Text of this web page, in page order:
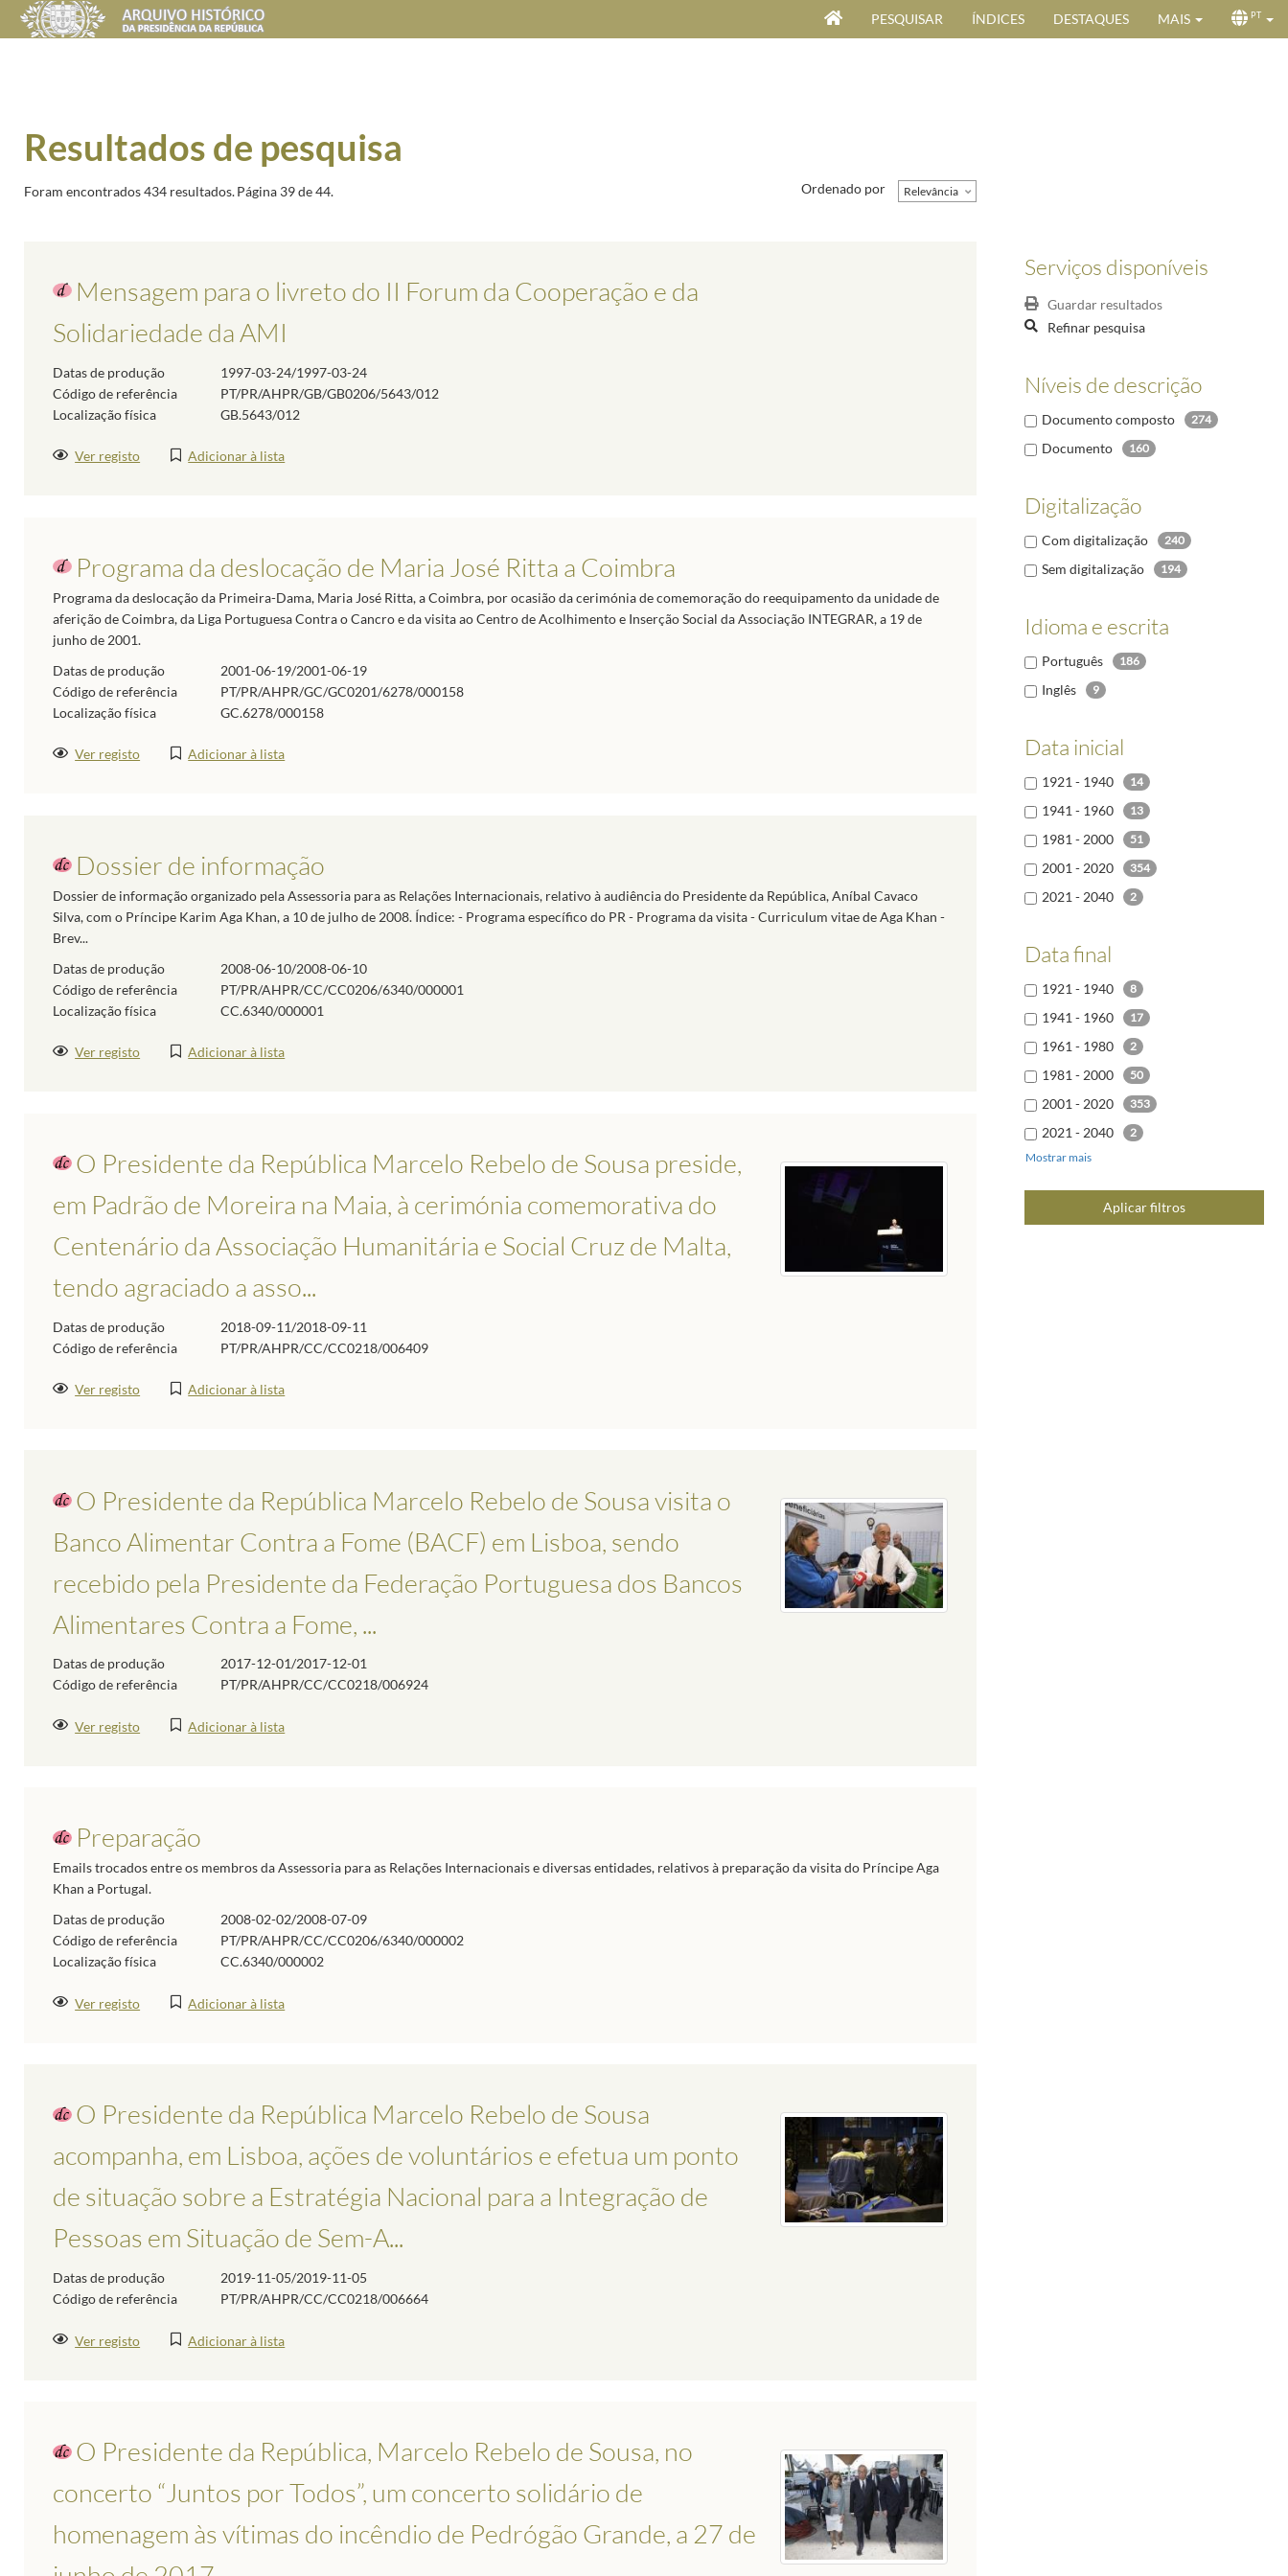
PESQUISAR ÍNDICES DESTAQUES MAIS PT
Resultados de pesquisa
Serviços disponíveis
Guardar resultados
Refinar pesquisa
Níveis de descrição
Documento composto 274
Documento 160
Digitalização
Com digitalização 240
Sem digitalização 194
Idioma e escrita
Português 186
Inglês 9
Data inicial
1921 - 1940 14
1941 - 1960 13
1981 - 2000 51
2001 - 2020 354
2021 - 2040 2
Data final
1921 - 1940 8
1941 - 1960 17
1961 - 1980 2
1981 - 2000 50
2001 - 2020 353
2021 - 2040
2
Mostrar mais
Aplicar filtros
Foram encontrados 434 resultados.Página 39 de 44. Ordenado por Relevância
Mensagem para o livreto do II Forum da Cooperação e da
Solidariedade da AMI
Datas de produção
1997-03-24/1997-03-24
Código de referência
PT/PR/AHPR/GB/GB0206/5643/012
Localização física
GB.5643/012
Ver registo Adicionar à lista
Programa da deslocação de Maria José Ritta a Coimbra
Programa da deslocação da Primeira-Dama, Maria José Ritta, a Coimbra, por ocasião da cerimónia de comemoração do reequipamento da unidade de
aferição de Coimbra, da Liga Portuguesa Contra o Cancro e da visita ao Centro de Acolhimento e Inserção Social da Associação INTEGRAR, a 19 de
junho de 2001.
Datas de produção
2001-06-19/2001-06-19
Código de referência
PT/PR/AHPR/GC/GC0201/6278/000158
Localização física
GC.6278/000158
Ver registo Adicionar à lista
Dossier de informação
Dossier de informação organizado pela Assessoria para as Relações Internacionais, relativo à audiência do Presidente da República, Aníbal Cavaco
Silva, com o Príncipe Karim Aga Khan, a 10 de julho de 2008. Índice: - Programa específico do PR - Programa da visita - Curriculum vitae de Aga Khan -
Brev...
Datas de produção
2008-06-10/2008-06-10
Código de referência
PT/PR/AHPR/CC/CC0206/6340/000001
Localização física
CC.6340/000001
Ver registo Adicionar à lista
O Presidente da República Marcelo Rebelo de Sousa preside,
em Padrão de Moreira na Maia, à cerimónia comemorativa do
Centenário da Associação Humanitária e Social Cruz de Malta,
tendo agraciado a asso...
Datas de produção
2018-09-11/2018-09-11
Código de referência
PT/PR/AHPR/CC/CC0218/006409
Ver registo Adicionar à lista
O Presidente da República Marcelo Rebelo de Sousa visita o
Banco Alimentar Contra a Fome (BACF) em Lisboa, sendo
recebido pela Presidente da Federação Portuguesa dos Bancos
Alimentares Contra a Fome, ...
Datas de produção
2017-12-01/2017-12-01
Código de referência
PT/PR/AHPR/CC/CC0218/006924
Ver registo Adicionar à lista
Preparação
Emails trocados entre os membros da Assessoria para as Relações Internacionais e diversas entidades, relativos à preparação da visita do Príncipe Aga
Khan a Portugal.
Datas de produção
2008-02-02/2008-07-09
Código de referência
PT/PR/AHPR/CC/CC0206/6340/000002
Localização física
CC.6340/000002
Ver registo Adicionar à lista
O Presidente da República Marcelo Rebelo de Sousa
acompanha, em Lisboa, ações de voluntários e efetua um ponto
de situação sobre a Estratégia Nacional para a Integração de
Pessoas em Situação de Sem-A...
Datas de produção
2019-11-05/2019-11-05
Código de referência
PT/PR/AHPR/CC/CC0218/006664
Ver registo Adicionar à lista
O Presidente da República, Marcelo Rebelo de Sousa, no
concerto “Juntos por Todos”, um concerto solidário de
homenagem às vítimas do incêndio de Pedrógão Grande, a 27 de